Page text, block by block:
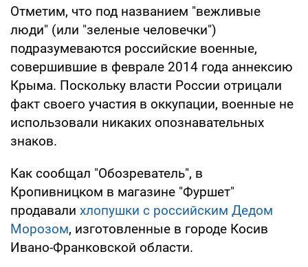
Отметим, что под названием "вежливые
люди" (или "зеленые человечки")
подразумеваются российские военные,
совершившие в феврале 2014 года аннексию
Крыма. Поскольку власти России отрицали
факт своего участия в оккупации, военные не
использовали никаких опознавательных
знаков.
Как сообщал "Обозреватель", в
Кропивницком в магазине "Фуршет"
продавали хлопушки с российским Дедом
Морозом, изготовленные в городе Косив
Ивано-Франковской области.